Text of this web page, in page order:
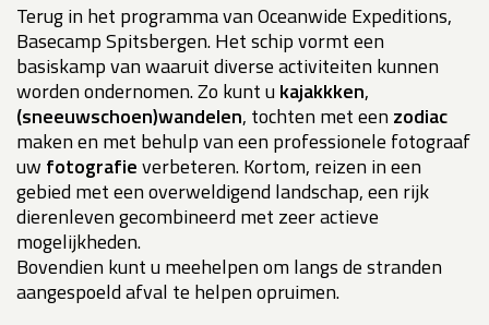
Terug in het programma van Oceanwide Expeditions,
Basecamp Spitsbergen. Het schip vormt een
basiskamp van waaruit diverse activiteiten kunnen
worden ondernomen. Zo kunt u kajakkken,
(sneeuwschoen)wandelen, tochten met een zodiac
maken en met behulp van een professionele fotograaf
uw fotografieverbeteren. Kortom, reizen in een
gebied met een overweldigend landschap, een rijk
dierenleven gecombineerd met zeer actieve
mogelijkheden.
Bovendien kunt u meehelpen om langs de stranden
aangespoeld afval te helpen opruimen.